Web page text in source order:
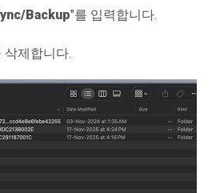
Backup"를 입력합니다.
삭제합니다.